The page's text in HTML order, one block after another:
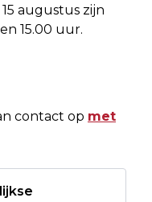
15 augustus zijn
15.00 uur.
contact op met